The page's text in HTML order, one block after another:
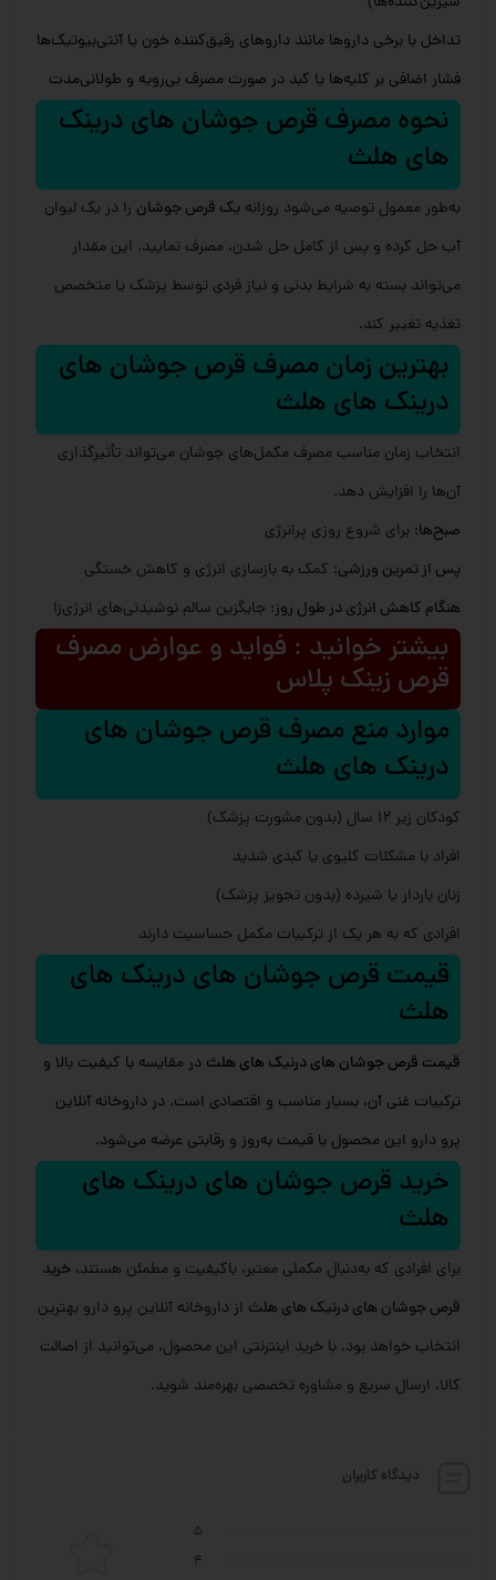
تداخل با برخی داروها مانند داروهای رقیق‌کننده خون یا آنتی‌بیوتیک‌ها
فشار اضافی بر کلیه‌ها یا کبد در صورت مصرف بی‌رویه و طولانی‌مدت
نحوه مصرف قرص جوشان های درینک
های هلث
به‌طور معمول توصیه می‌شود روزانه یک قرص جوشان را در یک لیوان
آب حل کرده و پس از کامل حل شدن، مصرف نمایید. این مقدار
می‌تواند بسته به شرایط بدنی و نیاز فردی توسط پزشک یا متخصص
تغذیه تغییر کند.
بهترین زمان مصرف قرص جوشان های
درینک های هلث
انتخاب زمان مناسب مصرف مکمل‌های جوشان می‌تواند تأثیرگذاری
آن‌ها را افزایش دهد.
صبح‌ها: برای شروع روزی پرانرژی
پس از تمرین ورزشی: کمک به بازسازی انرژی و کاهش خستگی
هنگام کاهش انرژی در طول روز: جایگزین سالم نوشیدنی‌های انرژی‌زا
بیشتر خوانید : فواید و عوارض مصرف
قرص زینک پلاس
موارد منع مصرف قرص جوشان های
درینک های هلث
کودکان زیر 12 سال (بدون مشورت پزشک)
افراد با مشکلات کلیوی یا کبدی شدید
زنان باردار یا شیرده (بدون تجویز پزشک)
افرادی که به هر یک از ترکیبات مکمل حساسیت دارند
قیمت قرص جوشان های درینک های
هلث
قیمت قرص جوشان های درنیک های هلث در مقایسه با کیفیت بالا و
ترکیبات غنی آن، بسیار مناسب و اقتصادی است. در داروخانه آنلاین
پرو دارو این محصول با قیمت به‌روز و رقابتی عرضه می‌شود.
خرید قرص جوشان های درینک های
هلث
برای افرادی که به‌دنبال مکملی معتبر، باکیفیت و مطمئن هستند، خرید
قرص جوشان های درنیک های هلث از داروخانه آنلاین پرو دارو بهترین
انتخاب خواهد بود. با خرید اینترنتی این محصول، می‌توانید از اصالت
کالا، ارسال سریع و مشاوره تخصصی بهره‌مند شوید.
دیدگاه کاربران
5
4